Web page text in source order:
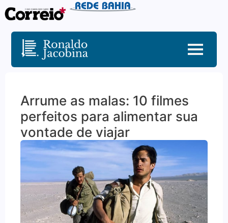
Arrume as malas: 10 filmes
perfeitos para alimentar sua
vontade de viajar